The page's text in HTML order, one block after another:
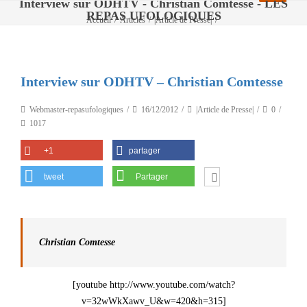
Interview sur ODHTV - Christian Comtesse - LES
REPAS UFOLOGIQUES
Accueil / Articles / |Article de Presse| /
Interview sur ODHTV – Christian Comtesse
Webmaster-repasufologiques 16/12/2012 |Article de Presse|
0
1017
+1 partager
tweet Partager
Christian Comtesse
[youtube http://www.youtube.com/watch?
v=32wWkXawv_U&w=420&h=315]